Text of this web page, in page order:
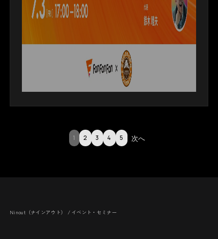
1 2 3 4 5 次へ
Ninout（ナインアウト） / イベント・セミナー